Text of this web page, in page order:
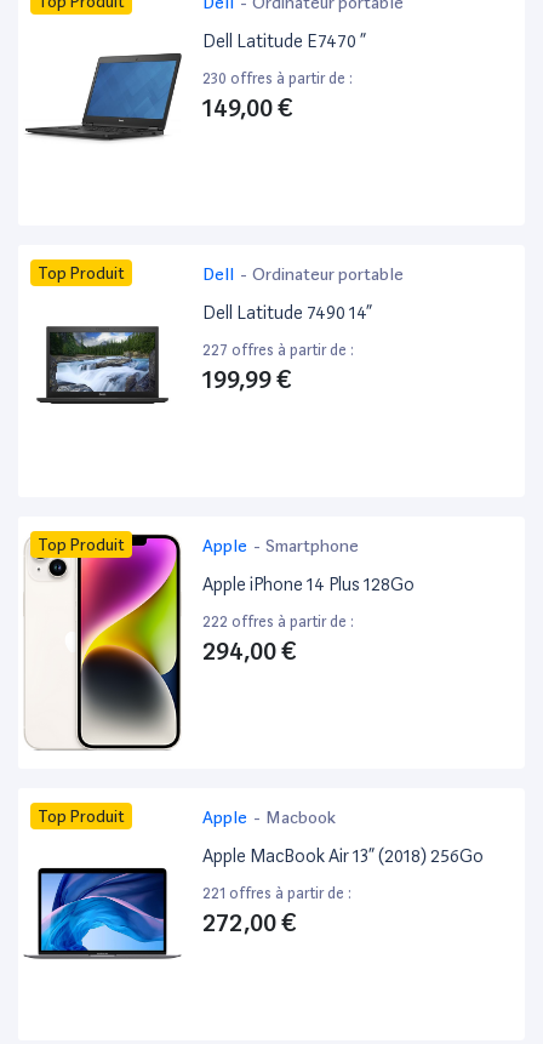
Dell Latitude E7470 ”
230 offres à partir de :
149,00 €
Top Produit Dell - Ordinateur portable
Dell Latitude 7490 14”
227 offres à partir de :
199,99 €
Top Produit Apple - Smartphone
Apple iPhone 14 Plus 128Go
222 offres à partir de :
294,00 €
Top Produit Apple - Macbook
Apple MacBook Air 13” (2018) 256Go
221 offres à partir de :
272,00 €